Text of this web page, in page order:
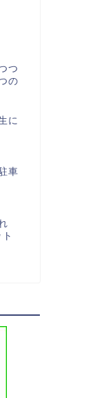
つ
の
に
車